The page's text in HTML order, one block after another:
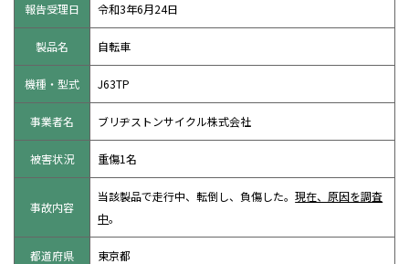
報告受理日 令和3年6月24日
製品名 自転車
機種・型式 J63TP
事業者名 ブリヂストンサイクル株式会社
被害状況 重傷1名
事故内容
当該製品で走行中、転倒し、負傷した。現在、原因を調査
中。
都道府県 東京都